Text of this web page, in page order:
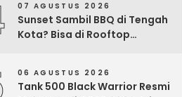
07 AGUSTUS 2026
Sunset Sambil BBQ di Tengah
Kota? Bisa di Rooftop
06 AGUSTUS 2026
Tank 500 Black Warrior Resmi